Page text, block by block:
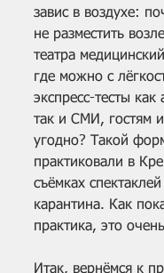
завис в воздухе:
не разместить
театра
где можно с
экспресс-тесты как
так и СМИ, гостям
угодно? Такой
практиковали в
съёмках
карантина. Как
практика, это
Итак, вернёмся к